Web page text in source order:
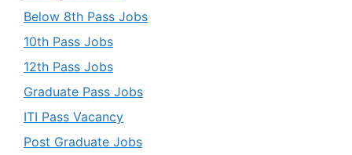
Below 8th Pass Jobs
10th Pass Jobs
12th Pass Jobs
Graduate Pass Jobs
ITI Pass Vacancy
Post Graduate Jobs